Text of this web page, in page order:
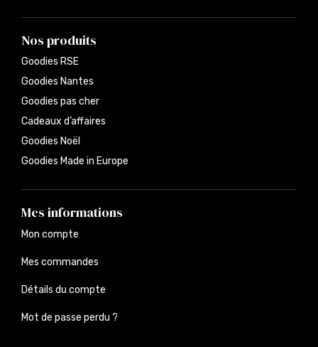
Nos produits
Goodies RSE
Goodies Nantes
Goodies pas cher
Cadeaux d’affaires
Goodies Noël
Goodies Made in Europe
Mes informations
Mon compte
Mes commandes
Détails du compte
Mot de passe perdu ?